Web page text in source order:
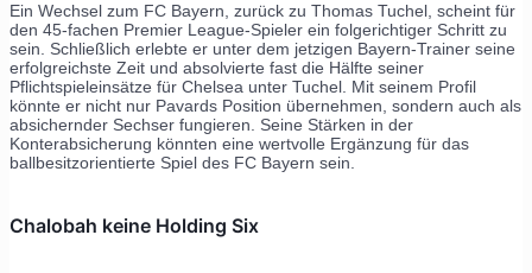
Ein Wechsel zum FC Bayern, zurück zu Thomas Tuchel, scheint für
den 45-fachen Premier League-Spieler ein folgerichtiger Schritt zu
sein. Schließlich erlebte er unter dem jetzigen Bayern-Trainer seine
erfolgreichste Zeit und absolvierte fast die Hälfte seiner
Pflichtspieleinsätze für Chelsea unter Tuchel. Mit seinem Profil
könnte er nicht nur Pavards Position übernehmen, sondern auch als
absichernder Sechser fungieren. Seine Stärken in der
Konterabsicherung könnten eine wertvolle Ergänzung für das
ballbesitzorientierte Spiel des FC Bayern sein.
Chalobah keine Holding Six